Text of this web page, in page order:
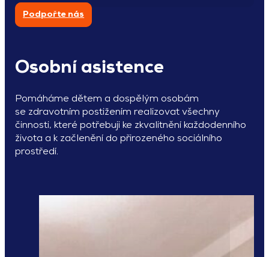
Podpořte nás
Osobní asistence
Pomáháme dětem a dospělým osobám
se zdravotním postižením realizovat všechny
činnosti, které potřebuji ke zkvalitnění každodenního
života a k začlenění do přirozeného sociálního
prostředí.